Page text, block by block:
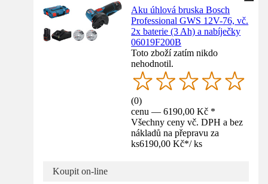
Aku úhlová bruska Bosch
Professional GWS 12V-76, vč.
2x baterie (3 Ah) a nabíječky
06019F200B
Toto zboží zatím nikdo
nehodnotil.
(0)
cenu — 6190,00 Kč *
Všechny ceny vč. DPH a bez
nákladů na přepravu za
ks6190,00 Kč*/ ks
Koupit on-line